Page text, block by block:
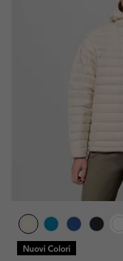
Nuovi Colori